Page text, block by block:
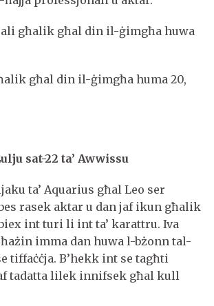
għalik għal din il-ġimgħa huwa
għal din il-ġimgħa huma 20,
sat-22 ta’ Awwissu
ta’ Aquarius għal Leo ser
rasek aktar u dan jaf ikun għalik
int turi li int ta’ karattru. Iva
imma dan huwa l-bżonn tal-
tiffaċċja. B’hekk int se tagħti
tadatta lilek innifsek għal kull